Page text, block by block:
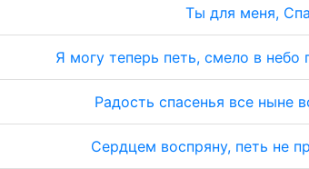
Ты для меня,
Я могу теперь петь, смело в небо
Радость спасенья все ныне
Сердцем воспряну, петь не